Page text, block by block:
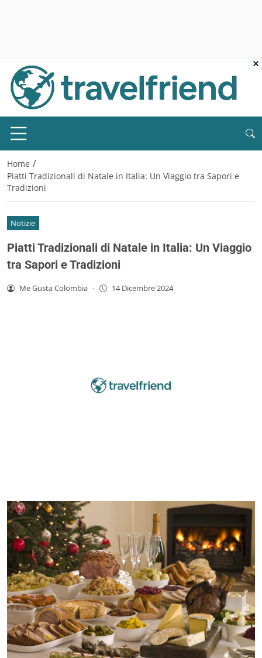
Home /
Piatti Tradizionali di Natale in Italia: Un Viaggio tra Sapori e
Tradizioni
Notizie
Piatti Tradizionali di Natale in Italia: Un Viaggio
tra Sapori e Tradizioni
Me Gusta Colombia - 14 Dicembre 2024
×